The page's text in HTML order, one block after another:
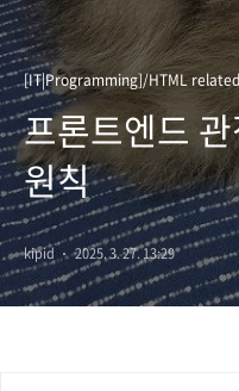
[IT|Programming]/HTML related
프론트엔드
원칙
kipid 2025. 3. 27. 13:29